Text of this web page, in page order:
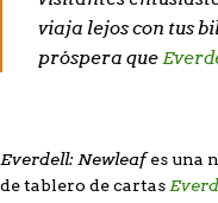
viaja lejos con tus
próspera que
Everdell: Newleafes una
de tablero de cartas